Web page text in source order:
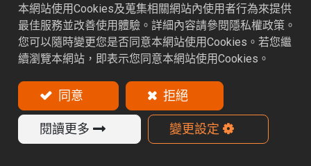
特色
AHC刀具系列適用於高轉速、高精密切削加工，切削
刀具刀尖給水設計，可直接使用，無需搭配筒夾。
適用刀具規格：僅限h6鎢鋼刀具。
動平衡：30,000 r.p.m G2.5。
本網站使用Cookies及蒐集相關網站內使用者行為來提供
最佳服務並改善使用體驗。詳細內容請參閱隱私權政策。
您可以隨時變更您是否同意本網站使用Cookies。若您繼
續瀏覽本網站，即表示您同意本網站使用Cookies。
同意 拒絕
閱讀更多 變更設定